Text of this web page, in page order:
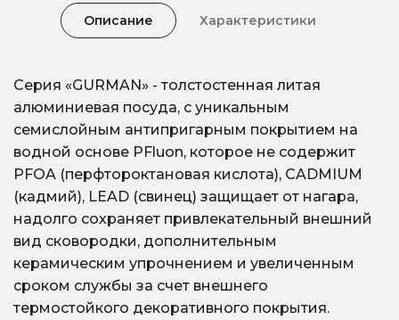
Описание Характеристики
Серия «GURMAN» - толстостенная литая
алюминиевая посуда, с уникальным
семислойным антипригарным покрытием на
водной основе PFluon, которое не содержит
PFOA (перфтороктановая кислота), CADMIUM
(кадмий), LEAD (свинец) защищает от нагара,
надолго сохраняет привлекательный внешний
вид сковородки, дополнительным
керамическим упрочнением и увеличенным
сроком службы за счет внешнего
термостойкого декоративного покрытия.